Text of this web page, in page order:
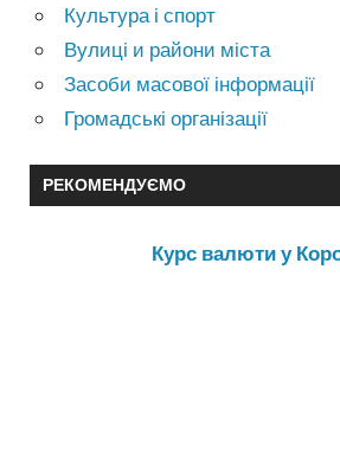
Культура і спорт
Вулиці и райони міста
Засоби масової інформації
Громадські організації
РЕКОМЕНДУЄМО
Курс валюти у